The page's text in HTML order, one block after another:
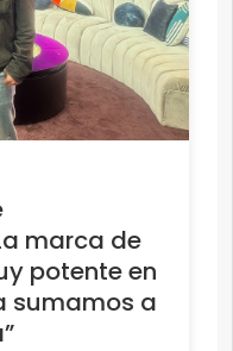
marca de
potente en
sumamos a